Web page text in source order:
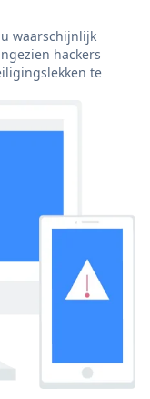
waarschijnlijk
hackers
te